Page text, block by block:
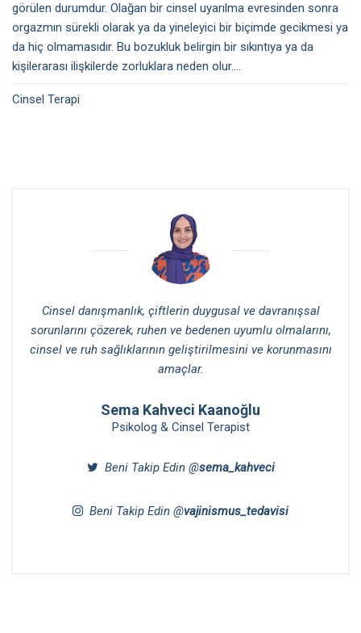
görülen durumdur. Olağan bir cinsel uyarılma evresinden sonra
orgazmın sürekli olarak ya da yineleyici bir biçimde gecikmesi ya
da hiç olmamasıdır. Bu bozukluk belirgin bir sıkıntıya ya da
kişilerarası ilişkilerde zorluklara neden olur....
Cinsel Terapi
Cinsel danışmanlık, çiftlerin duygusal ve davranışsal
sorunlarını çözerek, ruhen ve bedenen uyumlu olmalarını,
cinsel ve ruh sağlıklarının geliştirilmesini ve korunmasını
amaçlar.
Sema Kahveci Kaanoğlu
Psikolog & Cinsel Terapist
Beni Takip Edin @sema_kahveci
Beni Takip Edin @vajinismus_tedavisi